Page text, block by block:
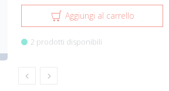
Aggiungi al carrello
2 prodotti disponibili